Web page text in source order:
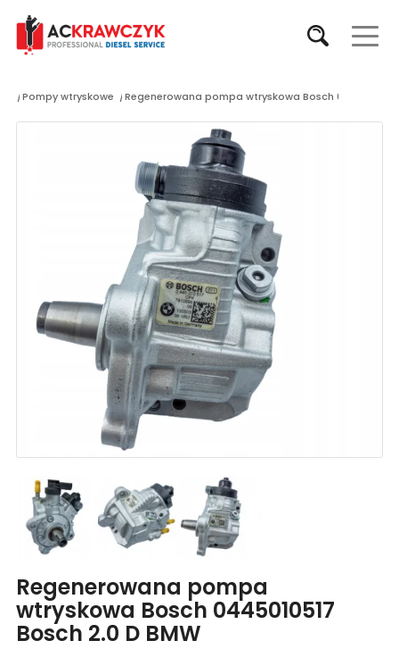
Pompy wtryskowe / Regenerowana pompa wtryskowa Bosch 0445010517
Regenerowana pompa
wtryskowa Bosch 0445010517
Bosch 2.0 D BMW